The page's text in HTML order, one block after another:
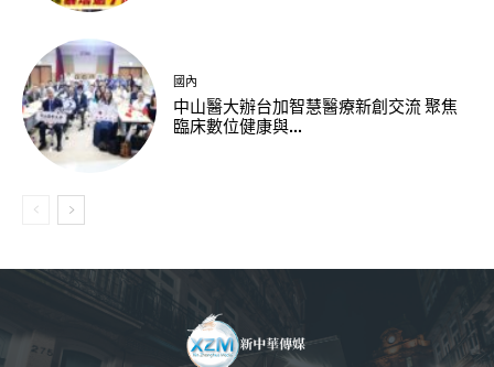
國內
中山醫大辦台加智慧醫療新創交流 聚焦
臨床數位健康與...